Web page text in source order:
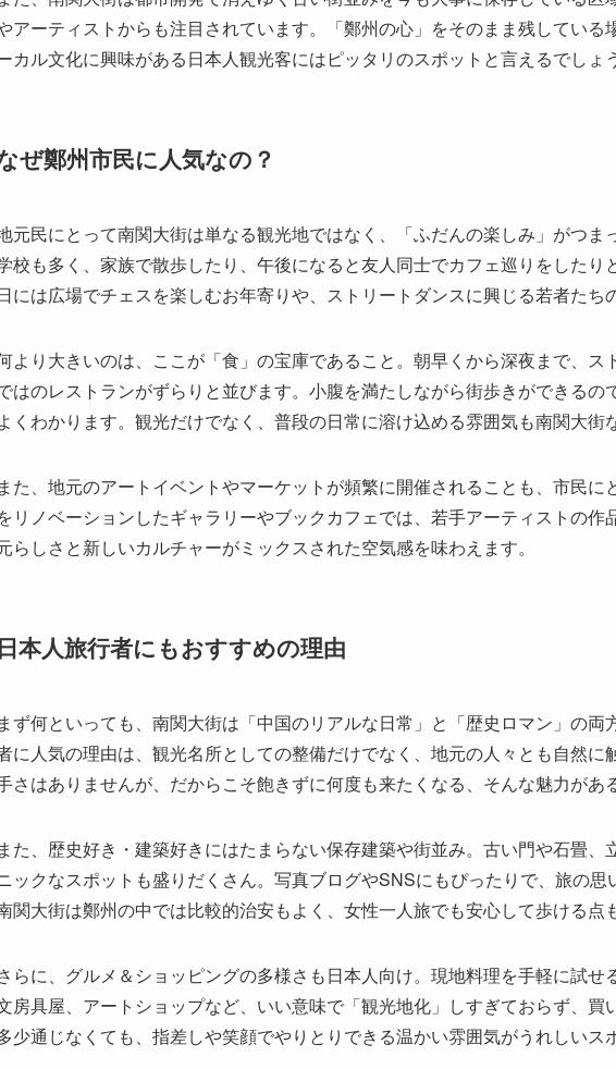
アーティストからも注目されています。「鄭州の心」をそのまま残している
カル文化に興味がある日本人観光客にはピッタリのスポットと言えるでしょう
ぜ鄭州市民に人気なの？
元民にとって南関大街は単なる観光地ではなく、「ふだんの楽しみ」がつま
校も多く、家族で散歩したり、午後になると友人同士でカフェ巡りをしたり
には広場でチェスを楽しむお年寄りや、ストリートダンスに興じる若者たち
より大きいのは、ここが「食」の宝庫であること。朝早くから深夜まで、ス
はのレストランがずらりと並びます。小腹を満たしながら街歩きができるの
くわかります。観光だけでなく、普段の日常に溶け込める雰囲気も南関大街
た、地元のアートイベントやマーケットが頻繁に開催されることも、市民に
リノベーションしたギャラリーやブックカフェでは、若手アーティストの作
らしさと新しいカルチャーがミックスされた空気感を味わえます。
本人旅行者にもおすすめの理由
ず何といっても、南関大街は「中国のリアルな日常」と「歴史ロマン」の両
に人気の理由は、観光名所としての整備だけでなく、地元の人々とも自然に
さはありませんが、だからこそ飽きずに何度も来たくなる、そんな魅力があ
た、歴史好き・建築好きにはたまらない保存建築や街並み。古い門や石畳、
ックなスポットも盛りだくさん。写真ブログやSNSにもぴったりで、旅の
関大街は鄭州の中では比較的治安もよく、女性一人旅でも安心して歩ける点
らに、グルメ＆ショッピングの多様さも日本人向け。現地料理を手軽に試せ
房具屋、アートショップなど、いい意味で「観光地化」しすぎておらず、買
少通じなくても、指差しや笑顔でやりとりできる温かい雰囲気がうれしいス